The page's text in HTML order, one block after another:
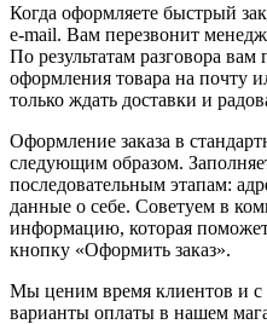
Когда оформляете быстрый
e-mail. Вам перезвонит
По результатам разговора
оформления товара на почту
только ждать доставки и
Оформление заказа в
следующим образом.
последовательным этапам:
данные о себе. Советуем в
информацию, которая
кнопку «Оформить заказ».
Мы ценим время клиентов и с
варианты оплаты в нашем